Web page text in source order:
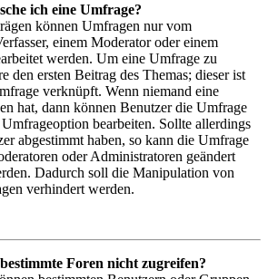
ich eine Umfrage?
können Umfragen nur vom
einem Moderator oder einem
werden. Um eine Umfrage zu
den ersten Beitrag des Themas; dieser ist
verknüpft. Wenn niemand eine
hat, dann können Benutzer die Umfrage
bearbeiten. Sollte allerdings
abgestimmt haben, so kann die Umfrage
oder Administratoren geändert
Dadurch soll die Manipulation von
verhindert werden.
Foren nicht zugreifen?